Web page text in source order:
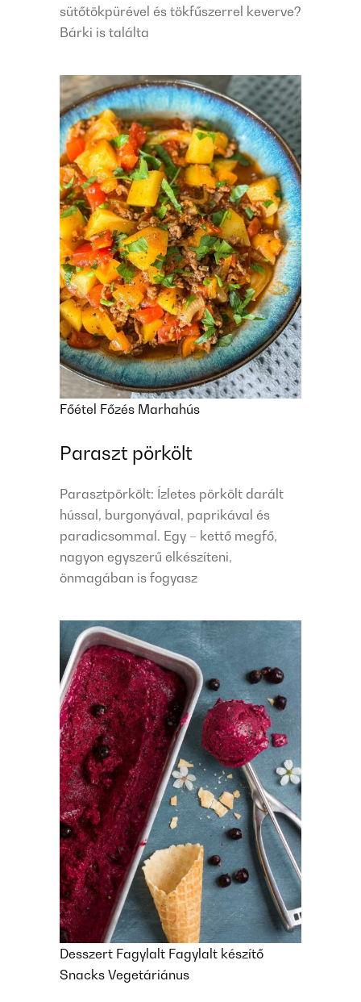
sütőtökpürével és tökfűszerrel keverve?
Bárki is találta
Főétel Főzés Marhahús
Paraszt pörkölt
Parasztpörkölt: Ízletes pörkölt darált
hússal, burgonyával, paprikával és
paradicsommal. Egy – kettő megfő,
nagyon egyszerű elkészíteni,
önmagában is fogyasz
Desszert Fagylalt Fagylalt készítő
Snacks Vegetáriánus